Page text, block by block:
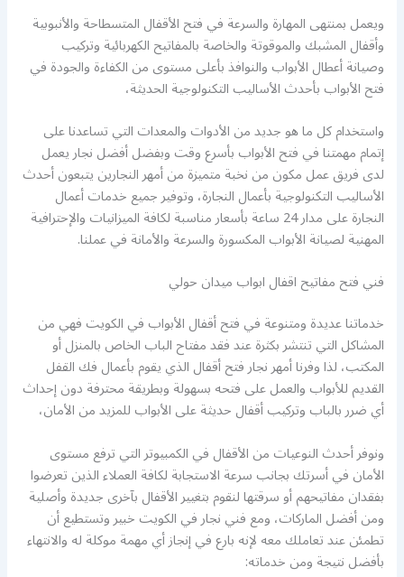
ويعمل بمنتهى المهارة والسرعة في فتح الأقفال المتسطاحة والأنبوبية
وأقفال المشبك والموقوتة والخاصة بالمفاتيح الكهربائية وتركيب
وصيانة أعطال الأبواب والنوافذ بأعلى مستوى من الكفاءة والجودة في
فتح الأبواب بأحدث الأساليب التكنولوجية الحديثة،
واستخدام كل ما هو جديد من الأدوات والمعدات التي تساعدنا على
إتمام مهمتنا في فتح الأبواب بأسرع وقت وبفضل أفضل نجار يعمل
لدى فريق عمل مكون من نخبة متميزة من أمهر النجارين يتبعون أحدث
الأساليب التكنولوجية بأعمال النجارة، وتوفير جميع خدمات أعمال
النجارة على مدار 24 ساعة بأسعار مناسبة لكافة الميزانيات والإحترافية
المهنية لصيانة الأبواب المكسورة والسرعة والأمانة في عملنا.
فني فتح مفاتيح اقفال ابواب ميدان حولي
خدماتنا عديدة ومتنوعة في فتح أقفال الأبواب في الكويت فهي من
المشاكل التي تنتشر بكثرة عند فقد مفتاح الباب الخاص بالمنزل أو
المكتب، لذا وفرنا أمهر نجار فتح أقفال الذي يقوم بأعمال فك القفل
القديم للأبواب والعمل على فتحه بسهولة وبطريقة محترفة دون إحداث
أي ضرر بالباب وتركيب أقفال حديثة على الأبواب للمزيد من الأمان،
ونوفر أحدث النوعيات من الأقفال في الكمبيوتر التي ترفع مستوى
الأمان في أسرتك بجانب سرعة الاستجابة لكافة العملاء الذين تعرضوا
بفقدان مفاتيحهم أو سرقتها لنقوم بتغيير الأقفال بآخرى جديدة وأصلية
ومن أفضل الماركات، ومع فني نجار في الكويت خبير وتستطيع أن
تطمئن عند تعاملك معه لإنه بارع في إنجاز أي مهمة موكلة له والانتهاء
بأفضل نتيجة ومن خدماته: